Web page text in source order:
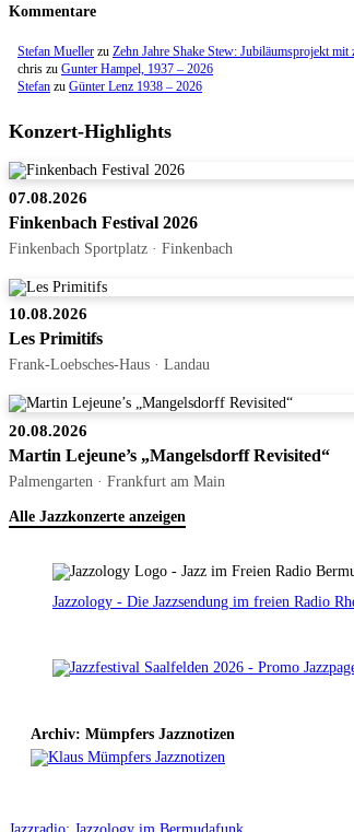
Kommentare
Stefan Mueller zu Zehn Jahre Shake Stew: Jubiläumsprojekt
chris zu Gunter Hampel, 1937 – 2026
Stefan zu Günter Lenz 1938 – 2026
Konzert-Highlights
07.08.2026
Finkenbach Festival 2026
Finkenbach Sportplatz · Finkenbach
10.08.2026
Les Primitifs
Frank-Loebsches-Haus · Landau
20.08.2026
Martin Lejeune’s „Mangelsdorff Revisited“
Palmengarten · Frankfurt am Main
Alle Jazzkonzerte anzeigen
Jazzology - Die Jazzsendung im freien Radio
Archiv: Mümpfers Jazznotizen